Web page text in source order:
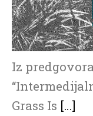
Iz
Grass Is […]